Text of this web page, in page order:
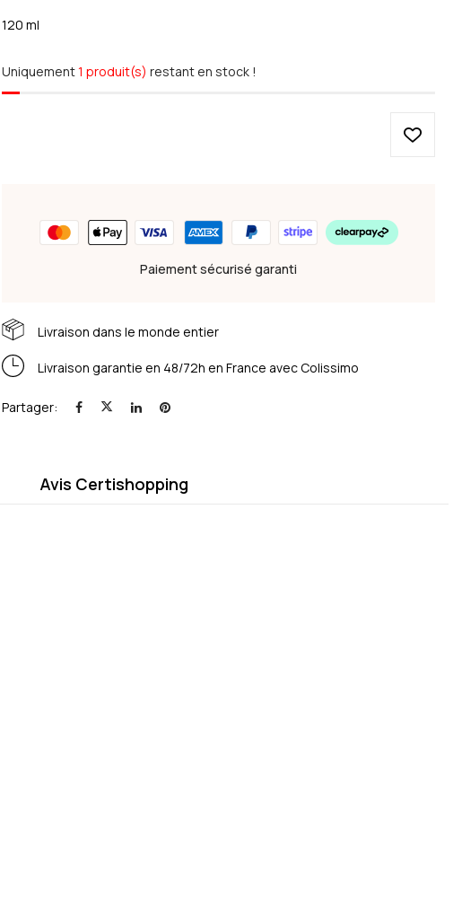
120 ml
Uniquement1 produit(s) restant en stock !
Paiement sécurisé garanti
Livraison dans le monde entier
Livraison garantie en 48/72h en France avec Colissimo
Partager:
Avis Certishopping